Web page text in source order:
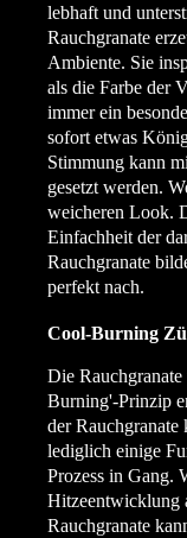
lebhaft und
Rauchgranate
Ambiente. Sie
als die Farbe der
immer ein
sofort etwas
Stimmung kann
gesetzt werden.
weicheren Look.
Einfachheit der
Rauchgranate
perfekt nach.
Cool-Burning
Die
Burning'-Prinzip
der Rauchgranate
lediglich einige
Prozess in Gang.
Hitzeentwicklung
Rauchgranate